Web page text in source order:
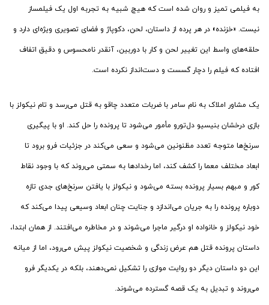
به فیلمی تمیز و روان شده است که هیچ شبیه به تجربه اول یک فیلمساز
نیست. «خزنده» در هر پرده از داستان، لحن، دکوپاژ و فضای تصویری ویژه‌ای دارد و
حلقه‌های واسط این تغییر لحن و کار با دوربین، آنقدر نامحسوس و دقیق اتفاف
افتاده که فیلم را دچار گسست و دست‌انداز نکرده است.
یک مشاور املاک به نام سامر با ضربات متعدد چاقو به قتل می‌رسد و تام نیکولز با
بازی درخشان بنیسیو دل‌تورو مأمور می‌شود تا پرونده را حل کند. او با پیگیری
سرنخ‌ها متوجه تعدد مظنونین می‌شود و سعی می‌کند در جزئیات فرو برود تا
ابعاد مختلف معما را کشف کند، اما رخدادها به سمتی می‌روند که با وجود نقاط
کور و مبهم بسیار پرونده بسته می‌شود و نیکولز با یافتن سرنخ‌های جدی تازه
دوباره پرونده را به جریان می‌اندازد و جنایت چنان ابعاد وسیعی پیدا می‌کند که
خود نیکولز و خانواده او درگیر ماجرا می‌شوند و در مخاطره می‌افتند. از همان ابتدا،
داستان پرونده قتل هم عرض زندگی و شخصیت نیکولز پیش می‌رود، اما از میانه
این دو داستان دیگر دو روایت موازی را تشکیل نمی‌دهند، بلکه در یکدیگر فرو
می‌روند و تبدیل به یک قصه گسترده می‌شوند.